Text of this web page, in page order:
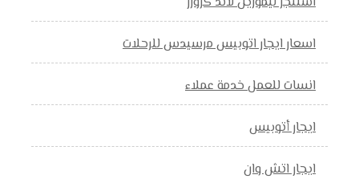
اسعار ايجار اتوبيس مرسيدس للرحلات
انسات للعمل خدمة عملاء
ايجار أتوبيس
ايجار اتش وان